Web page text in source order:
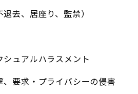
去、居座り、監禁）
ュアルハラスメント
要求・プライバシーの侵害